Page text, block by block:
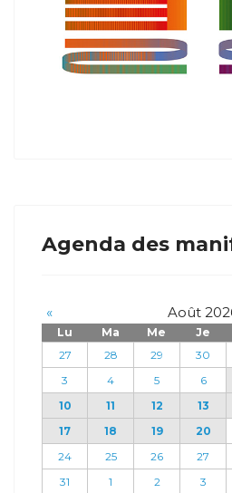
Agenda des
« Août
Lu Ma Me Je
27
28 29 30
3
4 5 6
10
11 12 13
17
18 19 20
24
25 26 27
31
1 2 3